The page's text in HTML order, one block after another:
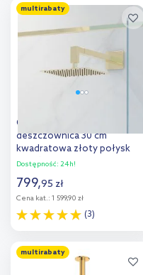
Dodaj do
porównania
multirabaty
Oltens Vindel (S)
deszczownica 30 cm
kwadratowa złoty połysk
37001800
Dostępność: 24h!
799,95 zł
Cena kat.: 1 599,90 zł
(3)
Dodaj do
multirabaty